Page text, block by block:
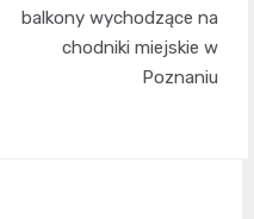
balkony wychodzące na
chodniki miejskie w
Poznaniu